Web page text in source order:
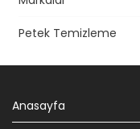
Petek Temizleme
Anasayfa